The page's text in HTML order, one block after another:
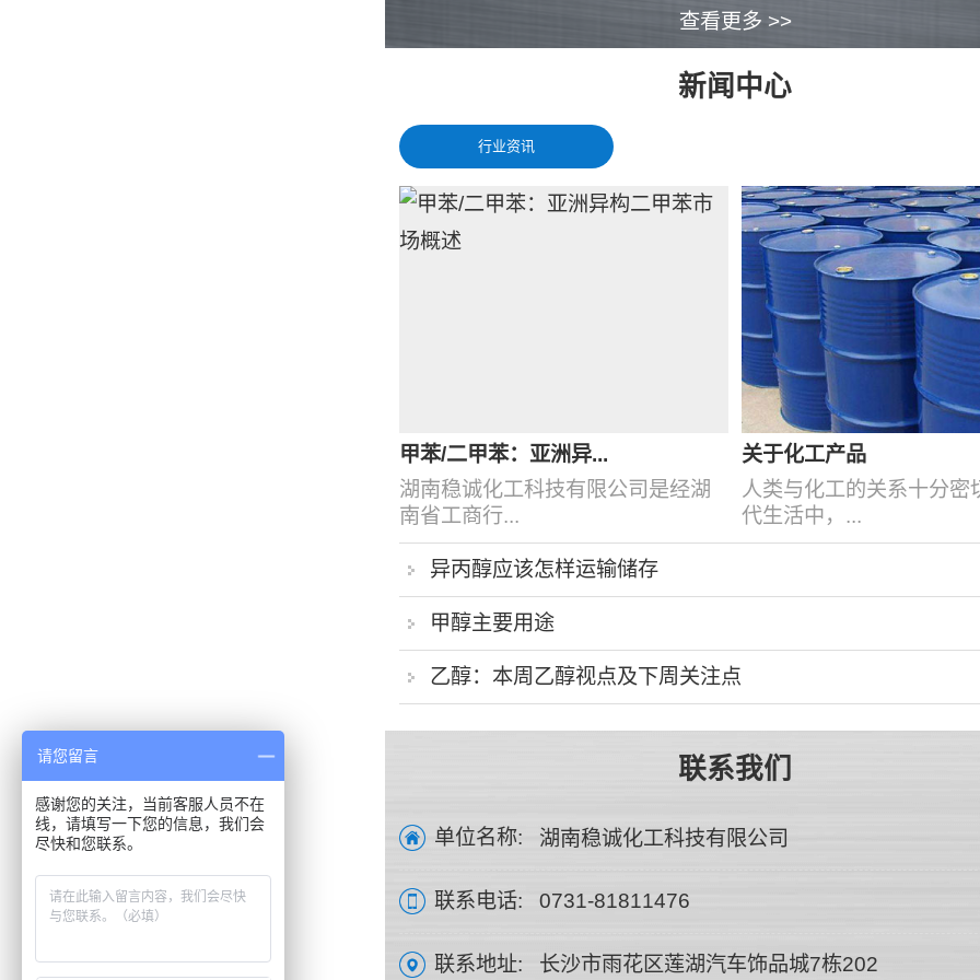
查看更多 >>
新闻中心
行业资讯
甲苯/二甲苯：亚洲异...
湖南稳诚化工科技有限公司是经湖
南省工商行...
关于化工产品
人类与化工的关系十分密
代生活中，...
异丙醇应该怎样运输储存
甲醇主要用途
乙醇：本周乙醇视点及下周关注点
联系我们
单位名称: 湖南稳诚化工科技有限公司
联系电话: 0731-81811476
联系地址: 长沙市雨花区莲湖汽车饰品城7栋202
请您留言
感谢您的关注，当前客服人员不在
线，请填写一下您的信息，我们会
尽快和您联系。